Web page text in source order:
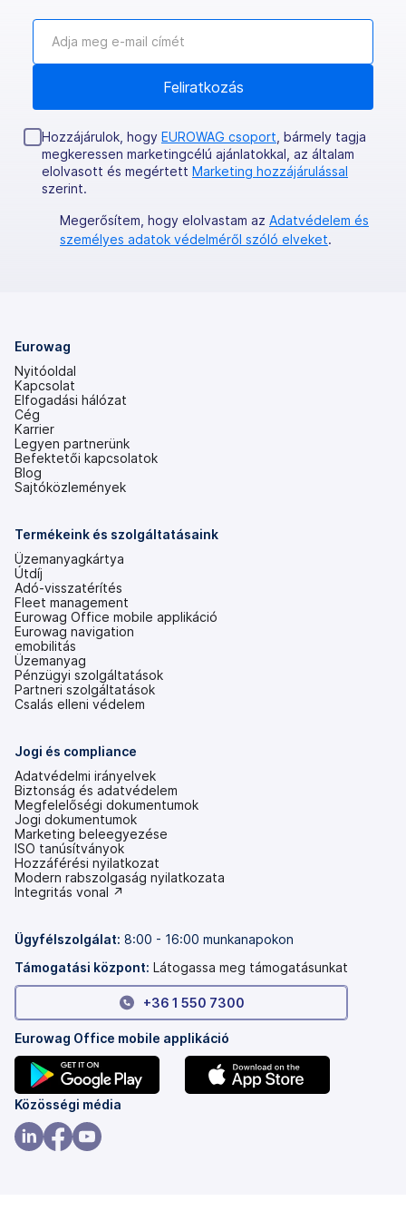
Hozzájárulok, hogy EUROWAG csoport , bármely tagja
megkeressen marketingcélú ajánlatokkal, az általam
elolvasott és megértett Marketing hozzájárulással
szerint.
Megerősítem, hogy elolvastam az Adatvédelem és
személyes adatok védelméről szóló elveket.
Eurowag
Nyitóoldal
Kapcsolat
Elfogadási hálózat
Cég
Karrier
Legyen partnerünk
Befektetői kapcsolatok
(új
lapon
Blog
Sajtóközlemények
Termékeink és szolgáltatásaink
Üzemanyagkártya
Útdíj
Adó-visszatérítés
Fleet management
Eurowag Office mobile applikáció
Eurowag navigation
emobilitás
Üzemanyag
Pénzügyi szolgáltatások
Partneri szolgáltatások
Csalás elleni védelem
Jogi és compliance
Adatvédelmi irányelvek
Biztonság és adatvédelem
Megfelelőségi dokumentumok
Jogi dokumentumok
Marketing beleegyezése
ISO tanúsítványok
Hozzáférési nyilatkozat
(új
lapon
Modern rabszolgaság nyilatkozata
(új
meg)
Integritás vonal ↗
Ügyfélszolgálat: 8:00 - 16:00 munkanapokon
Támogatási központ: Látogassa meg támogatásunkat
+36 1 550 7300
Eurowag Office mobile applikáció
(új
lapon
nyílik
Közösségi média